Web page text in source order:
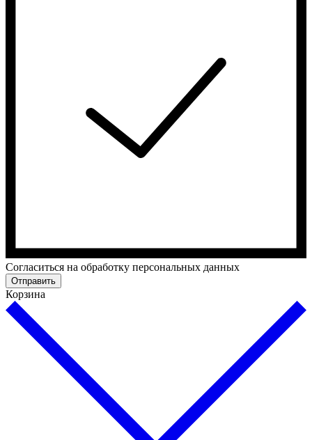
Cогласиться на обработку персональных данных
Отправить
Корзина